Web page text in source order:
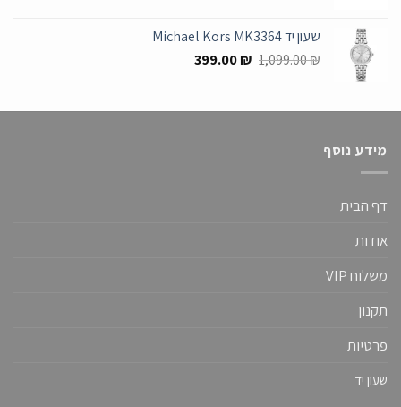
299.00 ₪.
99.00 ₪.
שעון יד Michael Kors MK3364
1,099.00₪
המחיר
1,099.00 ₪.
399.00₪
המחיר
399.00 ₪.
מידע נוסף
דף הבית
אודות
משלוח VIP
תקנון
פרטיות
שעון יד